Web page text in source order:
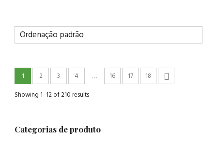
1 2 3 4 … 16 17
18
Showing 1–12 of 210 results
Categorias de produto